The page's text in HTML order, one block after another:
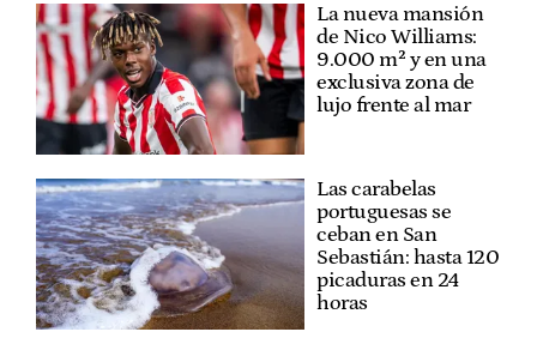
La nueva mansión
de Nico Williams:
9.000 m² y en una
exclusiva zona de
lujo frente al mar
Las carabelas
portuguesas se
ceban en San
Sebastián: hasta 120
picaduras en 24
horas